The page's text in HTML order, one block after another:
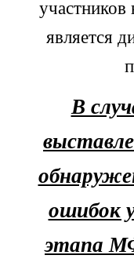
является
В
ошибок
этапа